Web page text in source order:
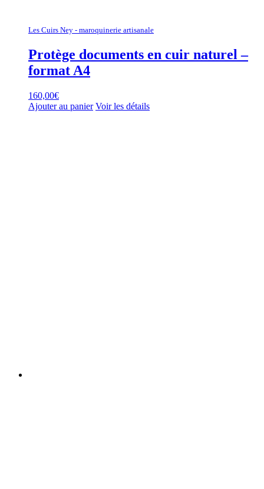
Les Cuirs Ney - maroquinerie artisanale
Protège documents en cuir naturel –
format A4
160,00€
Ajouter au panier Voir les détails